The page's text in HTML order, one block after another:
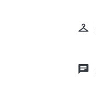
checkroom
chat